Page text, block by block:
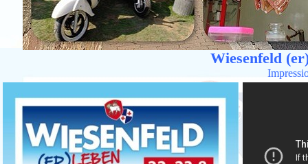
Wiesenfeld